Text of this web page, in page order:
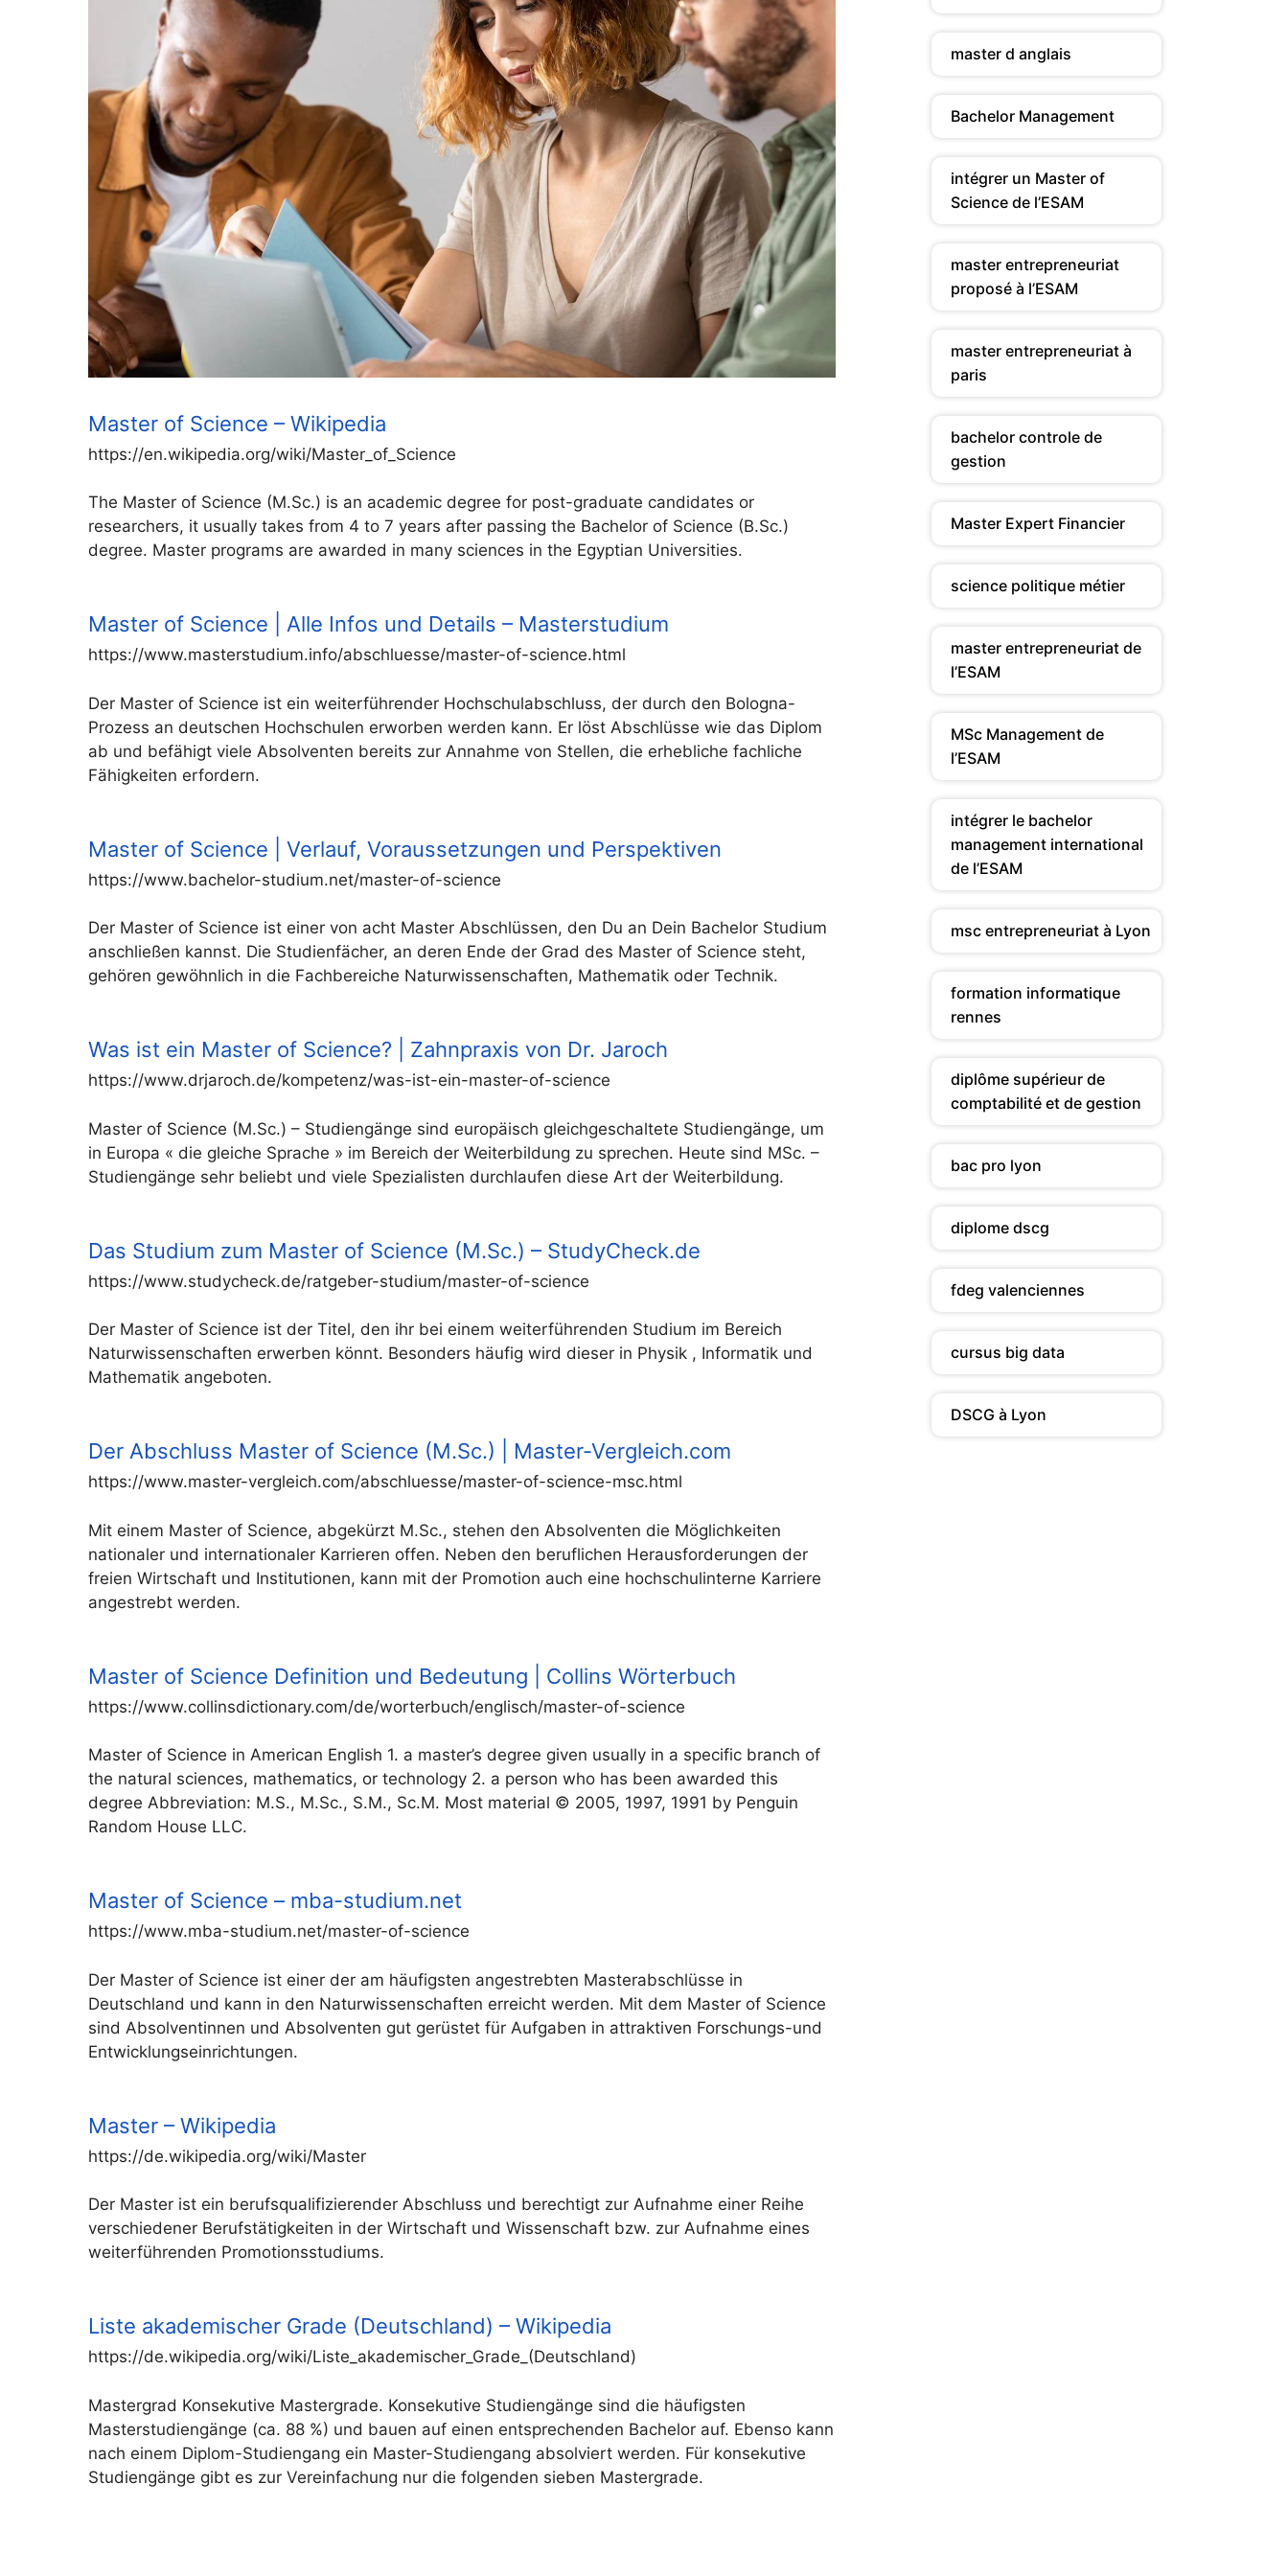
Master of Science – Wikipedia
https://en.wikipedia.org/wiki/Master_of_Science
The Master of Science (M.Sc.) is an academic degree for post-graduate candidates or
researchers, it usually takes from 4 to 7 years after passing the Bachelor of Science (B.Sc.)
degree. Master programs are awarded in many sciences in the Egyptian Universities.
Master of Science | Alle Infos und Details – Masterstudium
https://www.masterstudium.info/abschluesse/master-of-science.html
Der Master of Science ist ein weiterführender Hochschulabschluss, der durch den Bologna-
Prozess an deutschen Hochschulen erworben werden kann. Er löst Abschlüsse wie das Diplom
ab und befähigt viele Absolventen bereits zur Annahme von Stellen, die erhebliche fachliche
Fähigkeiten erfordern.
Master of Science | Verlauf, Voraussetzungen und Perspektiven
https://www.bachelor-studium.net/master-of-science
Der Master of Science ist einer von acht Master Abschlüssen, den Du an Dein Bachelor Studium
anschließen kannst. Die Studienfächer, an deren Ende der Grad des Master of Science steht,
gehören gewöhnlich in die Fachbereiche Naturwissenschaften, Mathematik oder Technik.
Was ist ein Master of Science? | Zahnpraxis von Dr. Jaroch
https://www.drjaroch.de/kompetenz/was-ist-ein-master-of-science
Master of Science (M.Sc.) – Studiengänge sind europäisch gleichgeschaltete Studiengänge, um
in Europa « die gleiche Sprache » im Bereich der Weiterbildung zu sprechen. Heute sind MSc. –
Studiengänge sehr beliebt und viele Spezialisten durchlaufen diese Art der Weiterbildung.
Das Studium zum Master of Science (M.Sc.) – StudyCheck.de
https://www.studycheck.de/ratgeber-studium/master-of-science
Der Master of Science ist der Titel, den ihr bei einem weiterführenden Studium im Bereich
Naturwissenschaften erwerben könnt. Besonders häufig wird dieser in Physik , Informatik und
Mathematik angeboten.
Der Abschluss Master of Science (M.Sc.) | Master-Vergleich.com
https://www.master-vergleich.com/abschluesse/master-of-science-msc.html
Mit einem Master of Science, abgekürzt M.Sc., stehen den Absolventen die Möglichkeiten
nationaler und internationaler Karrieren offen. Neben den beruflichen Herausforderungen der
freien Wirtschaft und Institutionen, kann mit der Promotion auch eine hochschulinterne Karriere
angestrebt werden.
Master of Science Definition und Bedeutung | Collins Wörterbuch
https://www.collinsdictionary.com/de/worterbuch/englisch/master-of-science
Master of Science in American English 1. a master’s degree given usually in a specific branch of
the natural sciences, mathematics, or technology 2. a person who has been awarded this
degree Abbreviation: M.S., M.Sc., S.M., Sc.M. Most material © 2005, 1997, 1991 by Penguin
Random House LLC.
Master of Science – mba-studium.net
https://www.mba-studium.net/master-of-science
Der Master of Science ist einer der am häufigsten angestrebten Masterabschlüsse in
Deutschland und kann in den Naturwissenschaften erreicht werden. Mit dem Master of Science
sind Absolventinnen und Absolventen gut gerüstet für Aufgaben in attraktiven Forschungs-und
Entwicklungseinrichtungen.
Master – Wikipedia
https://de.wikipedia.org/wiki/Master
Der Master ist ein berufsqualifizierender Abschluss und berechtigt zur Aufnahme einer Reihe
verschiedener Berufstätigkeiten in der Wirtschaft und Wissenschaft bzw. zur Aufnahme eines
weiterführenden Promotionsstudiums.
Liste akademischer Grade (Deutschland) – Wikipedia
https://de.wikipedia.org/wiki/Liste_akademischer_Grade_(Deutschland)
Mastergrad Konsekutive Mastergrade. Konsekutive Studiengänge sind die häufigsten
Masterstudiengänge (ca. 88 %) und bauen auf einen entsprechenden Bachelor auf. Ebenso kann
nach einem Diplom-Studiengang ein Master-Studiengang absolviert werden. Für konsekutive
Studiengänge gibt es zur Vereinfachung nur die folgenden sieben Mastergrade.
master d anglais
Bachelor Management
intégrer un Master of
Science de l’ESAM
master entrepreneuriat
proposé à l’ESAM
master entrepreneuriat à
paris
bachelor controle de
gestion
Master Expert Financier
science politique métier
master entrepreneuriat de
l’ESAM
MSc Management de
l’ESAM
intégrer le bachelor
management international
de l’ESAM
msc entrepreneuriat à Lyon
formation informatique
rennes
diplôme supérieur de
comptabilité et de gestion
bac pro lyon
diplome dscg
fdeg valenciennes
cursus big data
DSCG à Lyon